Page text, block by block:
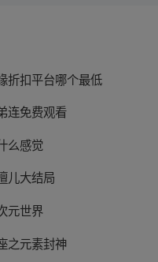
折扣平台哪个最低
连免费观看
么感觉
儿大结局
元世界
之元素封神